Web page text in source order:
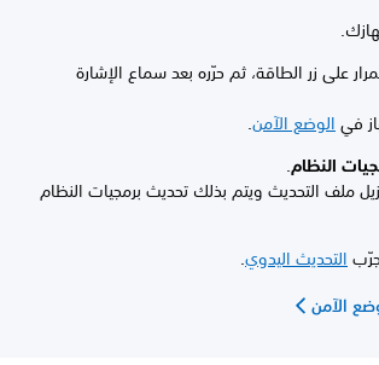
على زر الطاقة، ثم حرّره بعد سماع الإشارة
فيالوضع الآمن.
النظام.
ملف التحديث ويتم بذلك تحديث برمجيات النظام
التحديث اليدوي.
الآمن